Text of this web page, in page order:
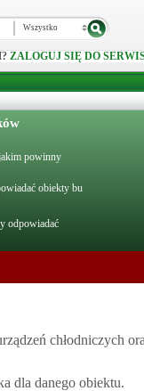
Wszystko
ZALOGUJ SIĘ DO
powinny
obiekty bu
odpowiadać
chłodniczych
dla danego obiektu.